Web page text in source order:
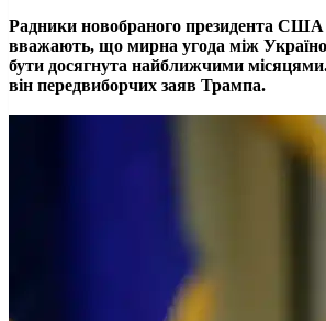
Радники новобраного президента
вважають, що мирна угода між
бути досягнута найближчими місяцями.
він передвиборчих заяв Трампа.